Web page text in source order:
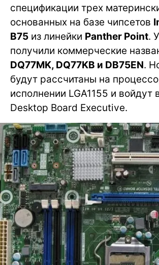
спецификации трех
основанных на базе чипсетов
B75 из линейки Panther Point.
получили коммерческие
DQ77MK, DQ77KB и DB75EN.
будут рассчитаны на
исполнении LGA1155 и войдут
Desktop Board Executive.